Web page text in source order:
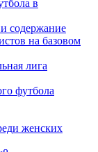
в
содержание
на базовом
лига
футбола
женских